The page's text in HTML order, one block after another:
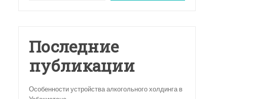
Последние
публикации
Особенности устройства алкогольного холдинга в